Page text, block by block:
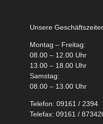
Unsere
Montag – Freitag:
08.00 – 12.00 Uhr
13.00 – 18.00 Uhr
Samstag:
08.00 – 13.00 Uhr
Telefon: 09161 / 2394
Telefax: 09161 /